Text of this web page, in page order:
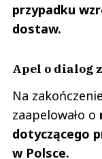
przypadku
dostaw.
Apel o dialog
Na
zaapelowało o
dotyczącego
w Polsce.